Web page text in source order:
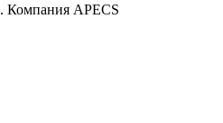
Компания APECS